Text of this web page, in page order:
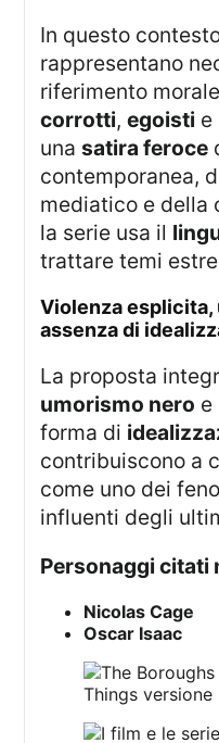
In questo contesto, gli eroi non
rappresentano
riferimento
corrotti,egoisti e
unasatira feroce
contemporanea,
mediatico e della
la serie usa il
trattare temi
violenza esplicita, umorismo nero e
assenza di
La proposta
umorismo nero e
forma di
contribuiscono a
come uno dei
influenti degli
Personaggi
Nicolas Cage
Oscar Isaac